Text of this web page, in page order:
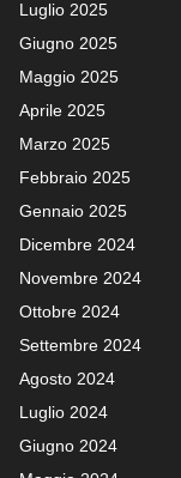
Luglio 2025
Giugno 2025
Maggio 2025
Aprile 2025
Marzo 2025
Febbraio 2025
Gennaio 2025
Dicembre 2024
Novembre 2024
Ottobre 2024
Settembre 2024
Agosto 2024
Luglio 2024
Giugno 2024